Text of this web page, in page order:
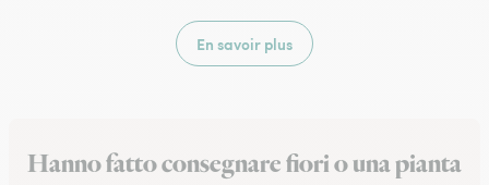
En savoir plus
Hanno fatto consegnare fiori o una pianta